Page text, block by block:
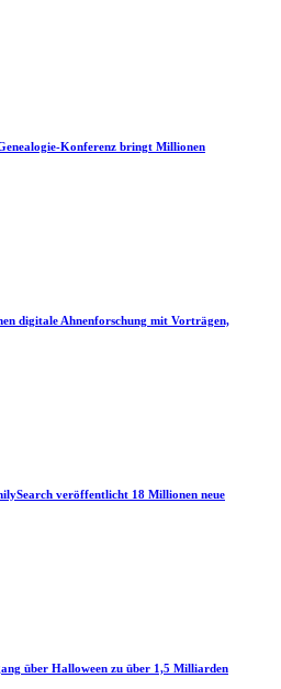
Konferenz bringt Millionen
digitale Ahnenforschung mit Vorträgen,
veröffentlicht 18 Millionen neue
über Halloween zu über 1,5 Milliarden